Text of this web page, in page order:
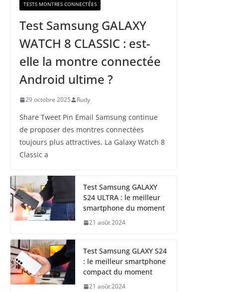
TESTS MONTRES CONNECTÉES
Test Samsung GALAXY
WATCH 8 CLASSIC : est-
elle la montre connectée
Android ultime ?
29 octobre 2025 Rudy
Share Tweet Pin Email Samsung continue
de proposer des montres connectées
toujours plus attractives. La Galaxy Watch 8
Classic a
Test Samsung GALAXY
S24 ULTRA : le meilleur
smartphone du moment
21 août 2024
Test Samsung GLAXY S24
: le meilleur smartphone
compact du moment
21 août 2024